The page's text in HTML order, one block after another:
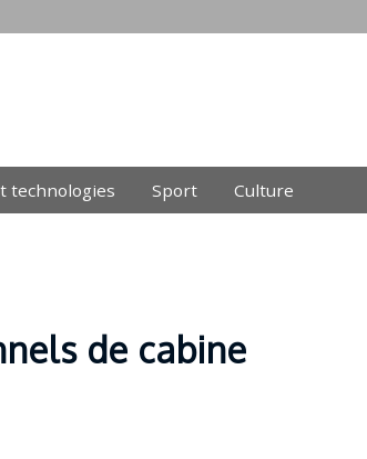
technologies Sport Culture
de cabine